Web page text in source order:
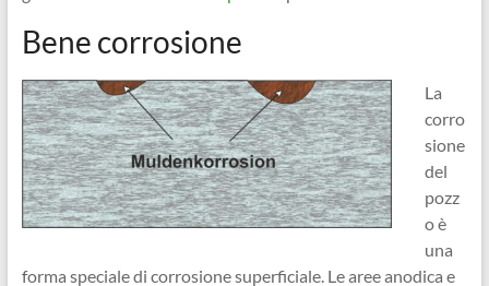
Bene corrosione
La
corro
sione
del
pozz
o è
una
forma speciale di corrosione superficiale. Le aree anodica e